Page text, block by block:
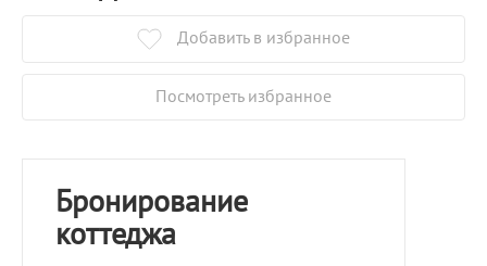
Добавить в избранное
Посмотреть избранное
Бронирование
коттеджа